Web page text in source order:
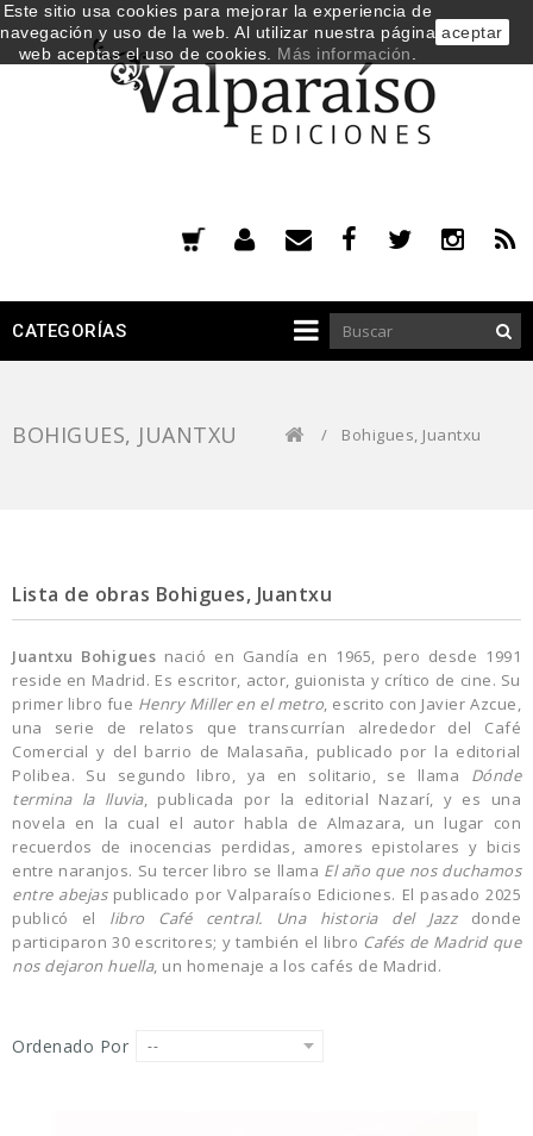
CATEGORÍAS
BOHIGUES, JUANTXU / Bohigues, Juantxu
Lista de obras Bohigues, Juantxu
Juantxu Bohigues nació en Gandía en 1965, pero desde 1991
reside en Madrid. Es escritor, actor, guionista y crítico de cine. Su
primer libro fue Henry Miller en el metro, escrito con Javier Azcue,
una serie de relatos que transcurrían alrededor del Café
Comercial y del barrio de Malasaña, publicado por la editorial
Polibea. Su segundo libro, ya en solitario, se llama Dónde
termina la lluvia, publicada por la editorial Nazarí, y es una
novela en la cual el autor habla de Almazara, un lugar con
recuerdos de inocencias perdidas, amores epistolares y bicis
entre naranjos. Su tercer libro se llama El año que nos duchamos
entre abejaspublicado por Valparaíso Ediciones. El pasado 2025
publicó el libro Café central. Una historia del Jazzdonde
participaron 30 escritores; y también el libro Cafés de Madrid que
nos dejaron huella, un homenaje a los cafés de Madrid.
Ordenado Por --
Este sitio usa cookies para mejorar la experiencia de
navegación y uso de la web. Al utilizar nuestra página
web aceptas el uso de cookies. Más información
aceptar